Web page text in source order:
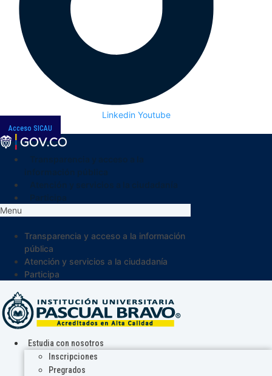
Linkedin Youtube
Acceso SICAU
Menu
Transparencia y acceso a la información
pública
Atención y servicios a la ciudadanía
Participa
Estudia con nosotros
Inscripciones
Pregrados